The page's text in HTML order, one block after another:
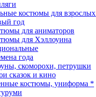
костюмы для взрослых
год
для аниматоров
для Хэллоуина
года
скоморохи, петрушки
сказок и кино
костюмы, униформа *